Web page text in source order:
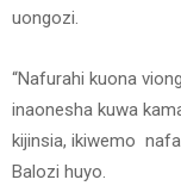
uongozi.
“Nafurahi kuona
inaonesha kuwa
kijinsia, ikiwemo
Balozi huyo.